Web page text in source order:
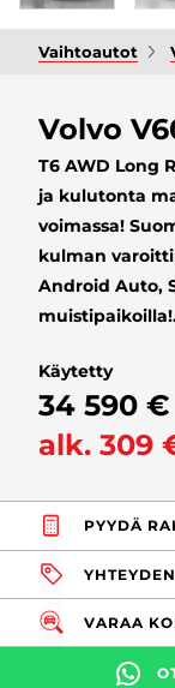
Vaihtoautot
Volvo
T6 AWD Long
ja kulutonta
voimassa!
kulman
Android Auto,
Käytetty
34 590 €
alk. 309
PYYDÄ
VARAA